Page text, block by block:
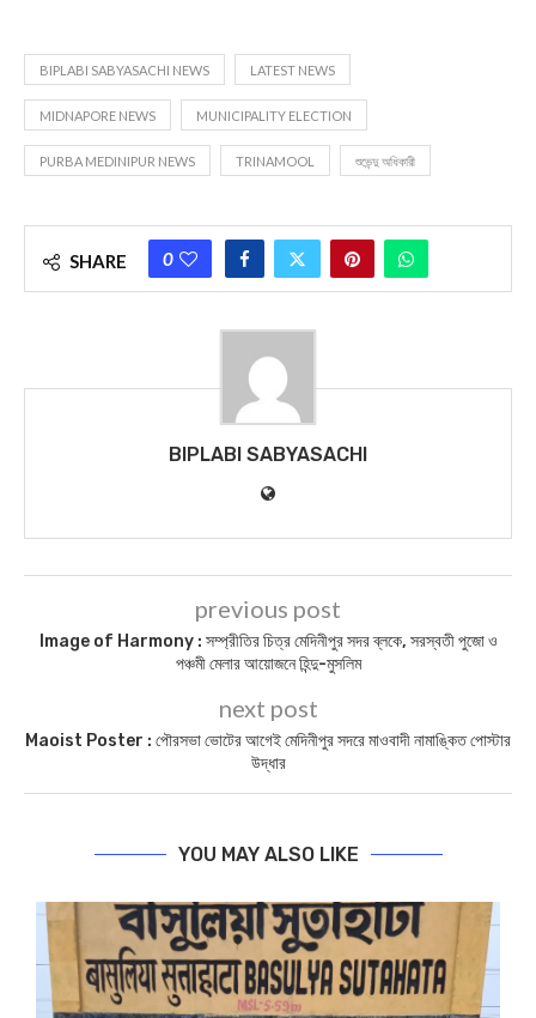
BIPLABI SABYASACHI NEWS LATEST NEWS
MIDNAPORE NEWS MUNICIPALITY ELECTION
PURBA MEDINIPUR NEWS TRINAMOOL শুভেন্দু অধিকারী
SHARE 0
BIPLABI SABYASACHI
previous post
Image of Harmony : সম্প্রীতির চিত্র মেদিনীপুর সদর ব্লকে, সরস্বতী পুজো ও
পঞ্চমী মেলার আয়োজনে হিন্দু-মুসলিম
next post
Maoist Poster : পৌরসভা ভোটের আগেই মেদিনীপুর সদরে মাওবাদী নামাঙ্কিত পোস্টার
উদ্ধার
YOU MAY ALSO LIKE